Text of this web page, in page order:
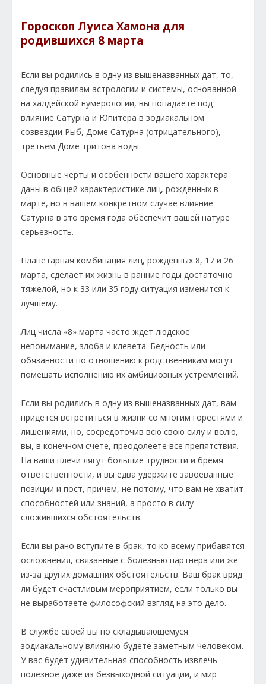
Гороскоп Луиса Хамона для
родившихся 8 марта
Если вы родились в одну из вышеназванных дат, то,
следуя правилам астрологии и системы, основанной
на халдейской нумерологии, вы попадаете под
влияние Сатурна и Юпитера в зодиакальном
созвездии Рыб, Доме Сатурна (отрицательного),
третьем Доме тритона воды.
Основные черты и особенности вашего характера
даны в общей характеристике лиц, рожденных в
марте, но в вашем конкретном случае влияние
Сатурна в это время года обеспечит вашей натуре
серьезность.
Планетарная комбинация лиц, рожденных 8, 17 и 26
марта, сделает их жизнь в ранние годы достаточно
тяжелой, но к 33 или 35 году ситуация изменится к
лучшему.
Лиц числа «8» марта часто ждет людское
непонимание, злоба и клевета. Бедность или
обязанности по отношению к родственникам могут
помешать исполнению их амбициозных устремлений.
Если вы родились в одну из вышеназванных дат, вам
придется встретиться в жизни со многим горестями и
лишениями, но, сосредоточив всю свою силу и волю,
вы, в конечном счете, преодолеете все препятствия.
На ваши плечи лягут большие трудности и бремя
ответственности, и вы едва удержите завоеванные
позиции и пост, причем, не потому, что вам не хватит
способностей или знаний, а просто в силу
сложившихся обстоятельств.
Если вы рано вступите в брак, то ко всему прибавятся
осложнения, связанные с болезнью партнера или же
из-за других домашних обстоятельств. Ваш брак вряд
ли будет счастливым мероприятием, если только вы
не выработаете философский взгляд на это дело.
В службе своей вы по складывающемуся
зодиакальному влиянию будете заметным человеком.
У вас будет удивительная способность извлечь
полезное даже из безвыходной ситуации, и мир